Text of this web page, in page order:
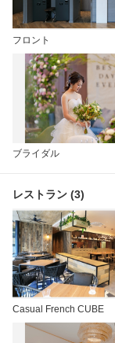
フロント
ブライダル
レストラン (3)
Casual French CUBE